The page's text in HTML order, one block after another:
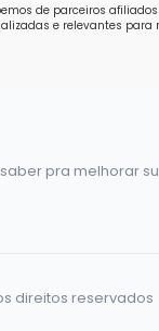
de parceiros
e relevantes
pra melhorar
direitos reservados